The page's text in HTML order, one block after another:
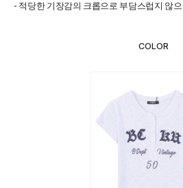
- 적당한 기장감의 크롭으로 부담스럽지 않
COLOR